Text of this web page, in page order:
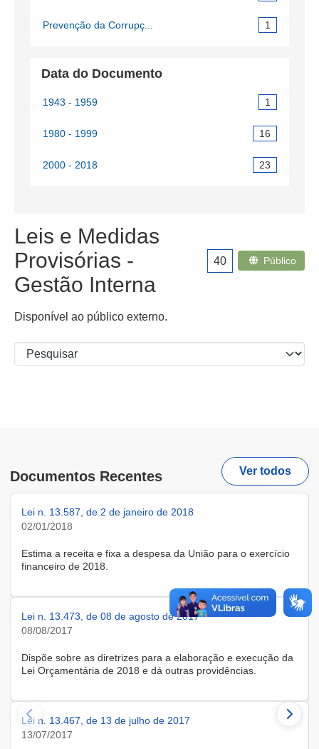
Leis e Medidas
Provisórias -
Gestão Interna
40 Público
Disponível ao público externo.
Prevenção da Corrupç... 1
Data do Documento
1943 - 1959 1
1980 - 1999 16
2000 - 2018 23
Documentos Recentes Ver todos
Lei n. 13.587, de 2 de janeiro de 2018
02/01/2018
Estima a receita e fixa a despesa da União para o exercício
financeiro de 2018.
Lei n. 13.473, de 08 de agosto de 2017
08/08/2017
Dispõe sobre as diretrizes para a elaboração e execução da
Lei Orçamentária de 2018 e dá outras providências.
Lei n. 13.467, de 13 de julho de 2017
13/07/2017